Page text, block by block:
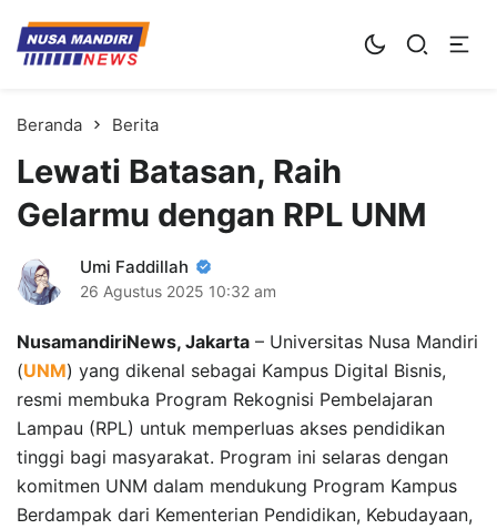
Kampus Digital Bisnis
Universitas Nusa Mandiri
Beranda Berita
Lewati Batasan, Raih
Gelarmu dengan RPL UNM
Umi Faddillah
26 Agustus 2025 10:32 am
NusamandiriNews, Jakarta – Universitas Nusa Mandiri
(UNM) yang dikenal sebagai Kampus Digital Bisnis,
resmi membuka Program Rekognisi Pembelajaran
Lampau (RPL) untuk memperluas akses pendidikan
tinggi bagi masyarakat. Program ini selaras dengan
komitmen UNM dalam mendukung Program Kampus
Berdampak dari Kementerian Pendidikan, Kebudayaan,